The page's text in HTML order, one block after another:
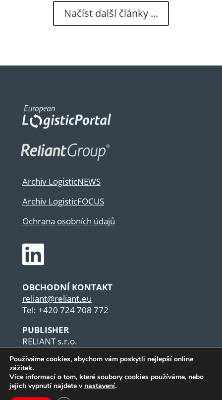
Načíst další články ...
Archiv LogisticNEWS
Archiv LogisticFOCUS
Ochrana osobních údajů

OBCHODNÍ KONTAKT
reliant@reliant.eu
Tel: +420 724 708 772
PUBLISHER
RELIANT s.r.o.
CZ-140 00 Praha
Czech Republic
Používáme cookies, abychom vám poskytli nejlepší online
zážitek.
Více informací o tom, které soubory cookies používáme, nebo
jejich vypnutí najdete v nastavení.